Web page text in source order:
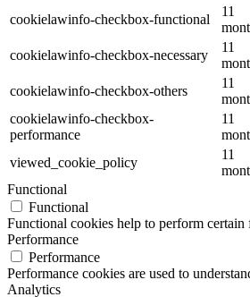
cookielawinfo-checkbox-functional
11
cookielawinfo-checkbox-necessary
11
cookielawinfo-checkbox-others
11
cookielawinfo-checkbox-
performance
11
viewed_cookie_policy
11
Functional
Functional
Functional cookies help to perform
Performance
Performance
Performance cookies are used to
Analytics